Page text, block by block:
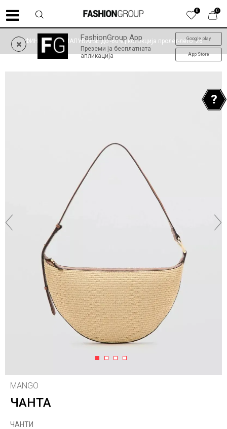
0
0
FashionGroup App
Преземи ја бесплатната
апликација
Google play
App Store
ФИНАЛНО НАМАЛУВАЊЕ до -60% | колекција пролет-лето '26
1 2 3 4
MANGO
ЧАНТА
ЧАНТИ